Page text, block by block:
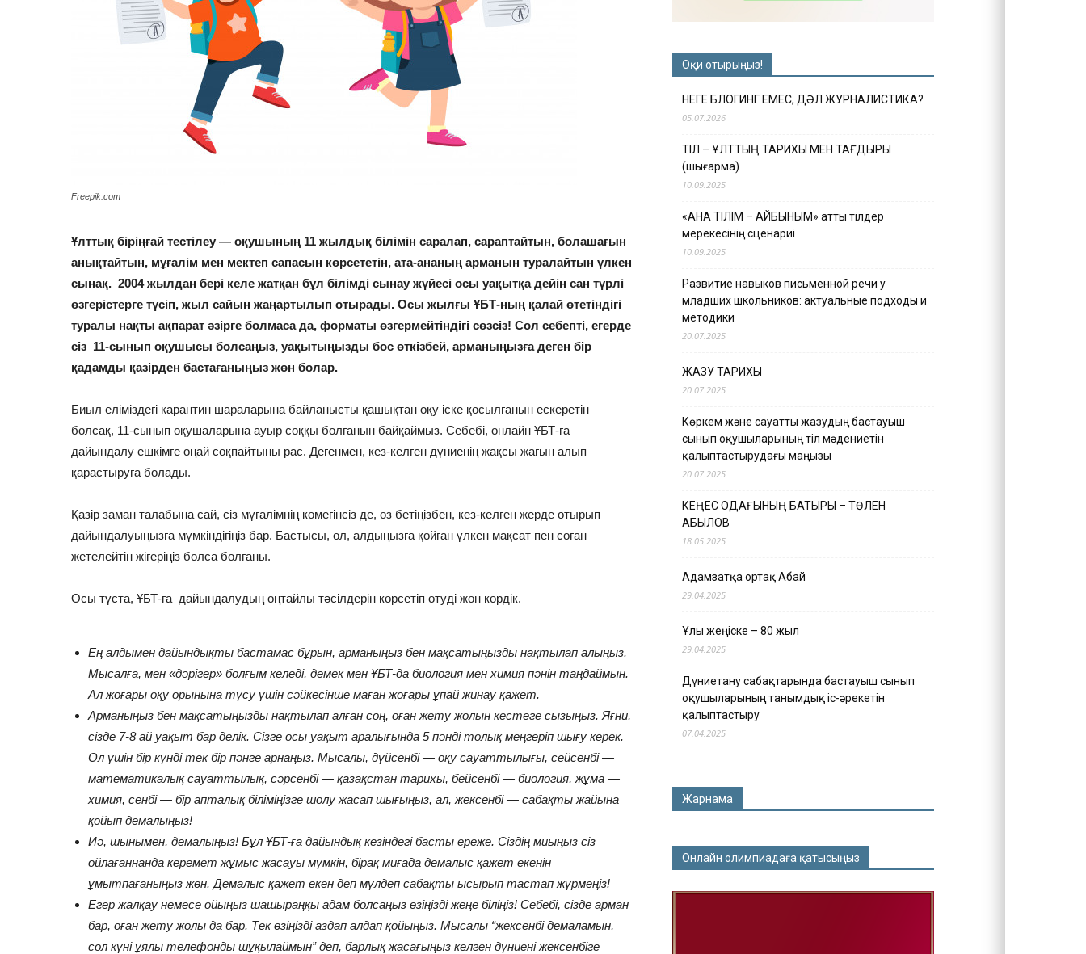
Freepik.com
Ұлттық біріңғай тестілеу — оқушының 11 жылдық білімін саралап, сараптайтын, болашағын
анықтайтын, мұғалім мен мектеп сапасын көрсететін, ата-ананың арманын туралайтын үлкен
сынақ. 2004 жылдан бері келе жатқан бұл білімді сынау жүйесі осы уақытқа дейін сан түрлі
өзгерістерге түсіп, жыл сайын жаңартылып отырады. Осы жылғы ҰБТ-ның қалай өтетіндігі
туралы нақты ақпарат әзірге болмаса да, форматы өзгермейтіндігі сөзсіз! Сол себепті, егерде
сіз 11-сынып оқушысы болсаңыз, уақытыңызды бос өткізбей, арманыңызға деген бір
қадамды қазірден бастағаныңыз жөн болар.
Биыл еліміздегі карантин шараларына байланысты қашықтан оқу іске қосылғанын ескеретін
болсақ, 11-сынып оқушаларына ауыр соққы болғанын байқаймыз. Себебі, онлайн ҰБТ-ға
дайындалу ешкімге оңай соқпайтыны рас. Дегенмен, кез-келген дүниенің жақсы жағын алып
қарастыруға болады.
Қазір заман талабына сай, сіз мұғалімнің көмегінсіз де, өз бетіңізбен, кез-келген жерде отырып
дайындалуыңызға мүмкіндігіңіз бар. Бастысы, ол, алдыңызға қойған үлкен мақсат пен соған
жетелейтін жігеріңіз болса болғаны.
Осы тұста, ҰБТ-ға дайындалудың оңтайлы тәсілдерін көрсетіп өтуді жөн көрдік.
Ең алдымен дайындықты бастамас бұрын, арманыңыз бен мақсатыңызды нақтылап алыңыз.
Мысалға, мен «дәрігер» болғым келеді, демек мен ҰБТ-да биология мен химия пәнін таңдаймын.
Ал жоғары оқу орынына түсу үшін сәйкесінше маған жоғары ұпай жинау қажет.
Арманыңыз бен мақсатыңызды нақтылап алған соң, оған жету жолын кестеге сызыңыз. Яғни,
сізде 7-8 ай уақыт бар делік. Сізге осы уақыт аралығында 5 пәнді толық меңгеріп шығу керек.
Ол үшін бір күнді тек бір пәнге арнаңыз. Мысалы, дүйсенбі — оқу сауаттылығы, сейсенбі —
математикалық сауаттылық, сәрсенбі — қазақстан тарихы, бейсенбі — биология, жұма —
химия, сенбі — бір апталық біліміңізге шолу жасап шығыңыз, ал, жексенбі — сабақты жайына
қойып демалыңыз!
Иә, шынымен, демалыңыз! Бұл ҰБТ-ға дайындық кезіндегі басты ереже. Сіздің миыңыз сіз
ойлағаннанда керемет жұмыс жасауы мүмкін, бірақ миғада демалыс қажет екенін
ұмытпағаныңыз жөн. Демалыс қажет екен деп мүлдеп сабақты ысырып тастап жүрмеңіз!
Егер жалқау немесе ойыңыз шашыраңқы адам болсаңыз өзіңізді жеңе біліңіз! Себебі, сізде арман
бар, оған жету жолы да бар. Тек өзіңізді аздап алдап қойыңыз. Мысалы “жексенбі демаламын,
сол күні ұялы телефонды шұқылаймын” деп, барлық жасағыңыз келген дүниені жексенбіге
Оқи отырыңыз!
НЕГЕ БЛОГИНГ ЕМЕС, ДӘЛ ЖУРНАЛИСТИКА?
05.07.2026
ТІЛ – ҰЛТТЫҢ ТАРИХЫ МЕН ТАҒДЫРЫ
(шығарма)
10.09.2025
«АНА ТІЛІМ – АЙБЫНЫМ» атты тілдер
мерекесінің сценариі
10.09.2025
Развитие навыков письменной речи у
младших школьников: актуальные подходы и
методики
20.07.2025
ЖАЗУ ТАРИХЫ
20.07.2025
Көркем және сауатты жазудың бастауыш
сынып оқушыларының тіл мәдениетін
қалыптастырудағы маңызы
20.07.2025
КЕҢЕС ОДАҒЫНЫҢ БАТЫРЫ – ТӨЛЕН
ҚАБЫЛОВ
18.05.2025
Адамзатқа ортақ Абай
29.04.2025
Ұлы жеңіске – 80 жыл
29.04.2025
Дүниетану сабақтарында бастауыш сынып
оқушыларының танымдық іс-әрекетін
қалыптастыру
07.04.2025
Жарнама
Онлайн олимпиадаға қатысыңыз